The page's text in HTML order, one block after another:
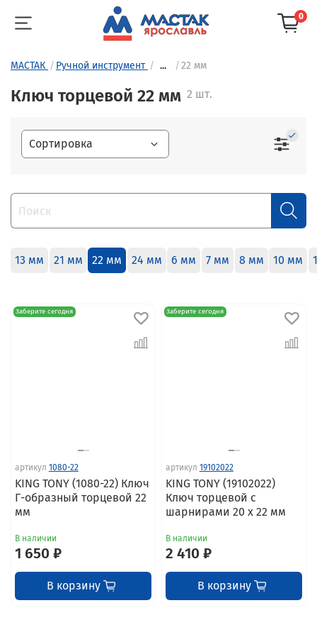
0
МАСТАК Ручной инструмент ... 22 мм
Ключ торцевой 22 мм 2 шт.
13 мм 21 мм 22 мм 24 мм 6 мм 7 мм 8 мм 10 мм
Заберите сегодня
артикул 1080-22
KING TONY (1080-22) Ключ
Г-образный торцевой 22
мм
В наличии
1 650 ₽
В корзину
Заберите сегодня
артикул 19102022
KING TONY (19102022)
Ключ торцевой с
шарнирами 20 x 22 мм
В наличии
2 410 ₽
В корзину